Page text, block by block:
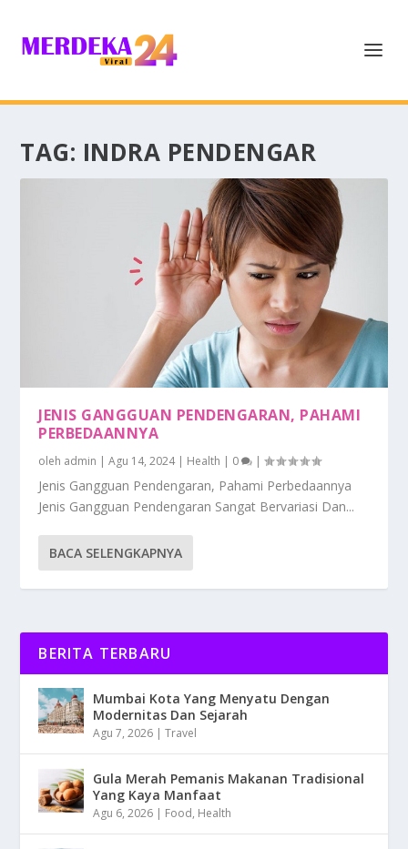
TAG: INDRA PENDENGAR
JENIS GANGGUAN PENDENGARAN, PAHAMI
PERBEDAANNYA
oleh admin |Agu 14, 2024| Health | 0 |
Jenis Gangguan Pendengaran, Pahami Perbedaannya
Jenis Gangguan Pendengaran Sangat Bervariasi Dan...
BACA SELENGKAPNYA
BERITA TERBARU
Mumbai Kota Yang Menyatu Dengan
Modernitas Dan Sejarah
Agu 7, 2026 |Travel
Gula Merah Pemanis Makanan Tradisional
Yang Kaya Manfaat
Agu 6, 2026 | Food, Health